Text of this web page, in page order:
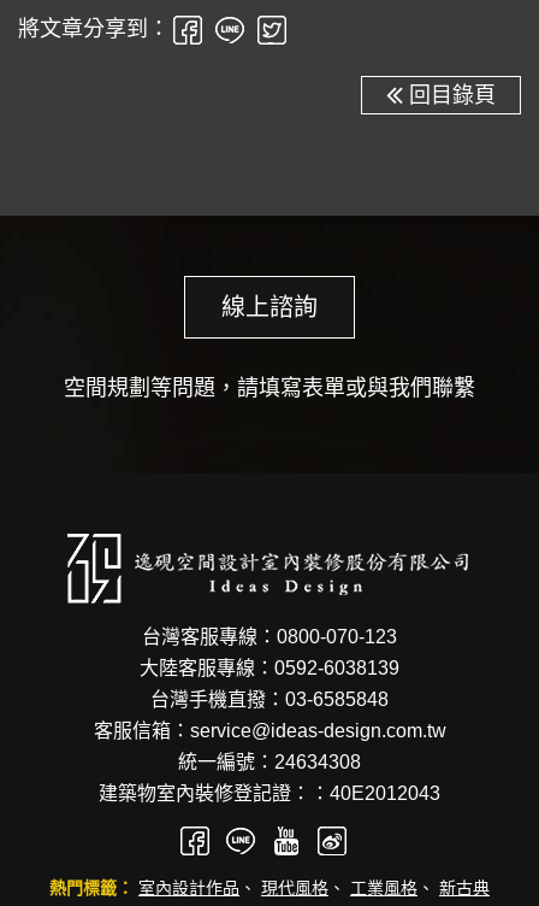
將文章分享到：
回目錄頁
線上諮詢
空間規劃等問題，請填寫表單或與我們聯繫
台灣客服專線：0800-070-123
大陸客服專線：0592-6038139
台灣手機直撥：03-6585848
客服信箱：service@ideas-design.com.tw
統一編號：24634308
建築物室內裝修登記證：：40E2012043
熱門標籤： 室內設計作品 、 現代風格 、 工業風格 、 新古典